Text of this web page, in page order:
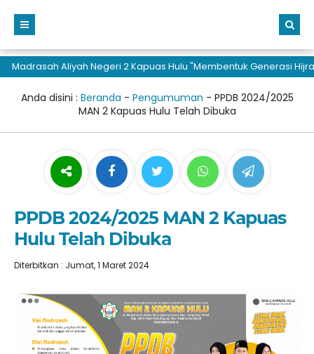
Aliyah Negeri 2 Kapuas Hulu "Membentuk Generasi Hijrah
Anda disini : Beranda - Pengumuman - PPDB 2024/2025
MAN 2 Kapuas Hulu Telah Dibuka
PPDB 2024/2025 MAN 2 Kapuas
Hulu Telah Dibuka
Diterbitkan : Jumat, 1 Maret 2024